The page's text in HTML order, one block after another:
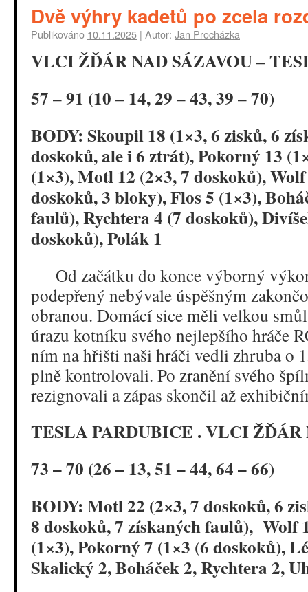
Dvě výhry kadetů po zcela
Publikováno 10.11.2025 | Autor: Jan Procházka
VLCI ŽĎÁR NAD SÁZAVOU –
57 – 91 (10 – 14, 29 – 43, 39 – 70)
BODY: Skoupil 18 (1×3, 6 zisků, 6
doskoků, ale i 6 ztrát), Pokorný 13
(1×3), Motl 12 (2×3, 7 doskoků),
doskoků, 3 bloky), Flos 5 (1×3),
faulů), Rychtera 4 (7 doskoků),
doskoků), Polák 1
Od začátku do konce výborný
podepřený nebývale úspěšným
obranou. Domácí sice měli velkou
úrazu kotníku svého nejlepšího hráče
ním na hřišti naši hráči vedli zhruba o
plně kontrolovali. Po zranění svého
rezignovali a zápas skončil až
TESLA PARDUBICE . VLCI ŽĎÁR
73 – 70 (26 – 13, 51 – 44, 64 – 66)
BODY: Motl 22 (2×3, 7 doskoků, 6
8 doskoků, 7 získaných faulů), Wolf
(1×3), Pokorný 7 (1×3 (6 doskoků),
Skalický 2, Boháček 2, Rychtera 2,